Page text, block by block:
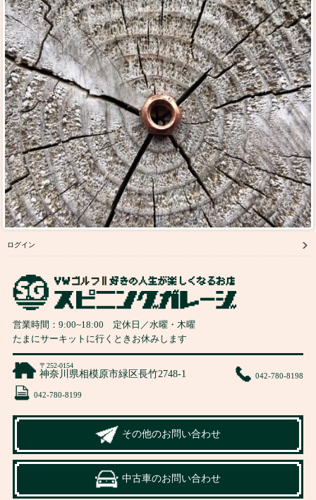
ログイン
営業時間： 9:00~18:00 定休日／水曜・木曜
たまにサーキットに行くときお休みします
〒252-0154
神奈川県相模原市緑区長竹2748-1 042-780-8198
042-780-8199
その他のお問い合わせ
中古車のお問い合わせ